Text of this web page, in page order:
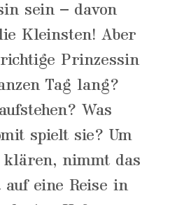
sein – davon
Kleinsten! Aber
Prinzessin
Tag lang?
Was
spielt sie? Um
klären, nimmt das
eine Reise in